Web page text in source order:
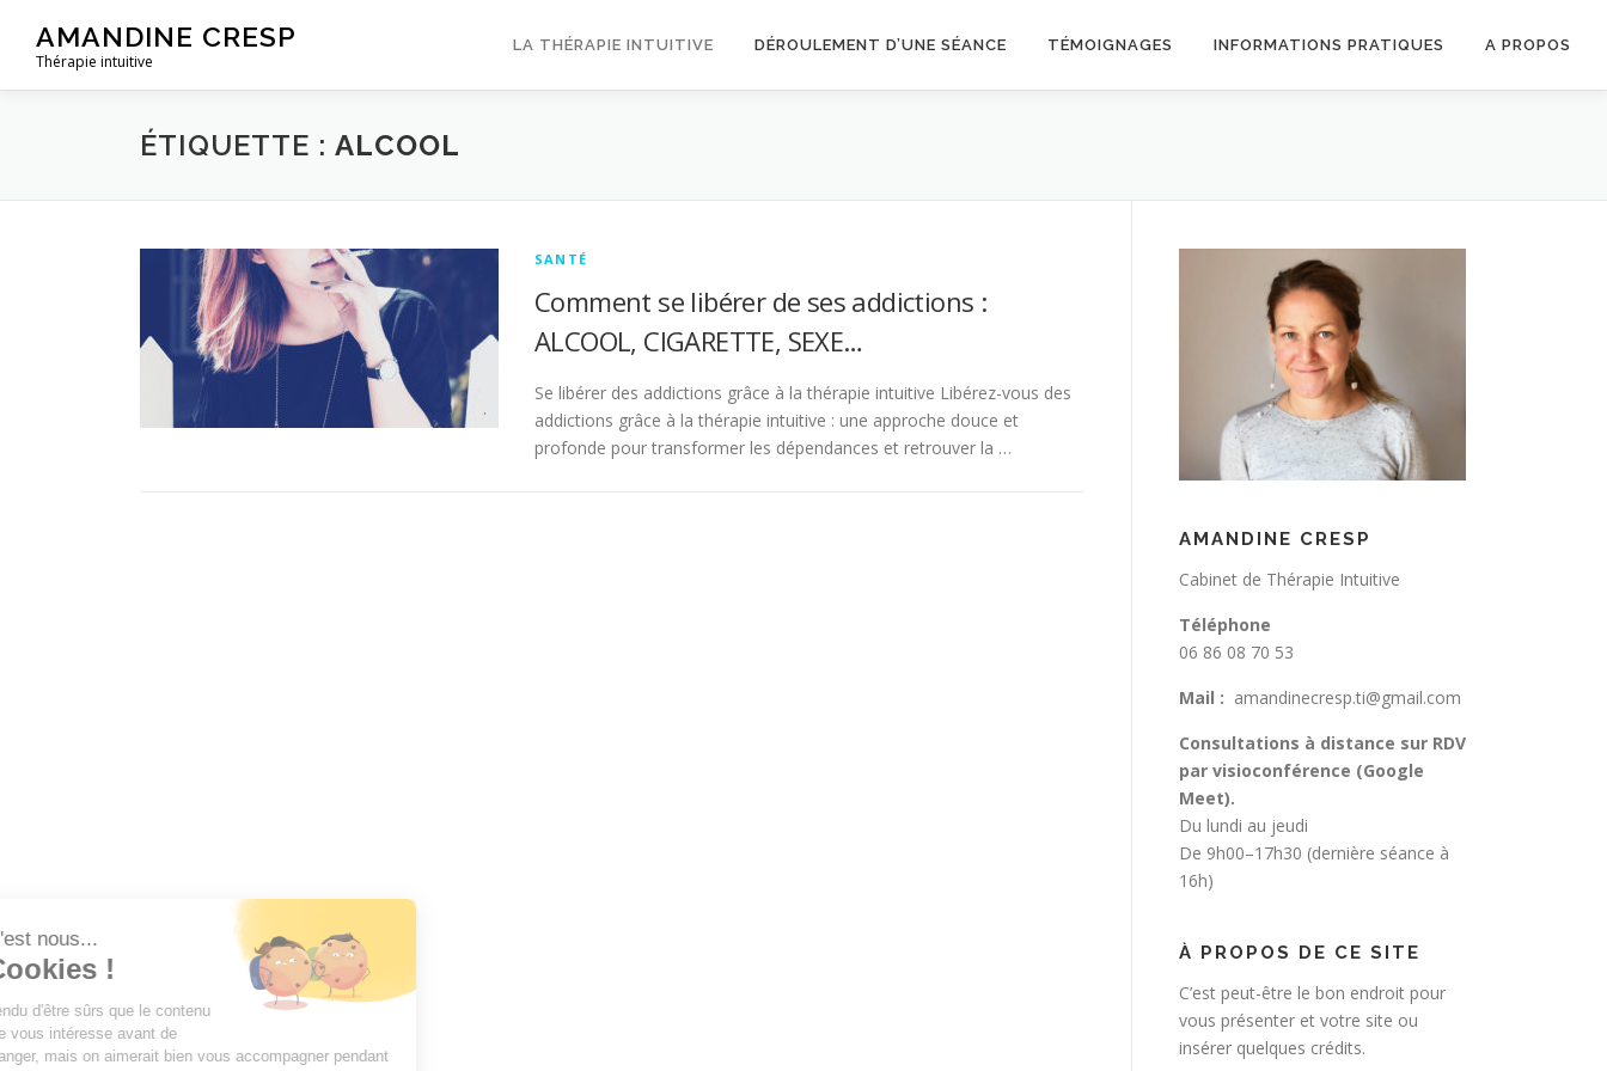
contenu
AMANDINE CRESP
Thérapie intuitive
LA THÉRAPIE INTUITIVE DÉROULEMENT D’UNE SÉANCE TÉMOIGNAGES INFORMATIONS PRATIQUES A PROPOS
ÉTIQUETTE : ALCOOL
SANTÉ
Comment se libérer de ses addictions :
ALCOOL, CIGARETTE, SEXE…
Se libérer des addictions grâce à la thérapie intuitive Libérez-vous des
addictions grâce à la thérapie intuitive : une approche douce et
profonde pour transformer les dépendances et retrouver la …
AMANDINE CRESP
Cabinet de Thérapie Intuitive
Téléphone
06 86 08 70 53
Mail : amandinecresp.ti@gmail.com
Consultations à distance sur RDV
par visioconférence (Google
Meet).
Du lundi au jeudi
De 9h00–17h30 (dernière séance à
16h)
À PROPOS DE CE SITE
C’est peut-être le bon endroit pour
vous présenter et votre site ou
insérer quelques crédits.